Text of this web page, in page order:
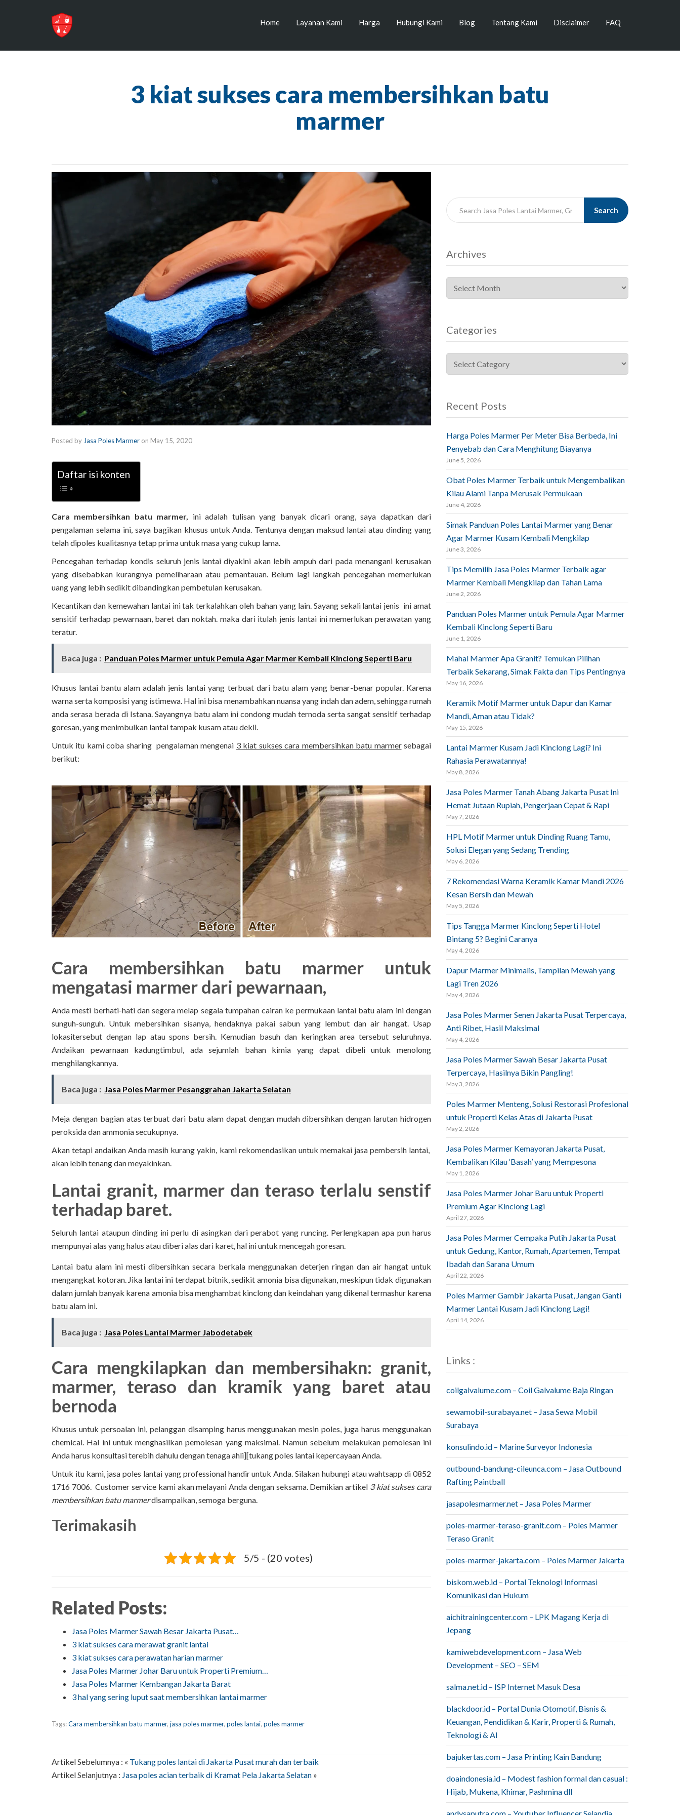
Home Layanan Kami Harga Hubungi Kami Blog Tentang Kami Disclaimer FAQ
3 kiat sukses cara membersihkan batu
marmer
Posted by Jasa Poles Marmer on May 15, 2020
Daftar isi konten
Cara membersihkan batu marmer, ini adalah tulisan yang banyak dicari orang, saya dapatkan dari
pengalaman selama ini, saya bagikan khusus untuk Anda. Tentunya dengan maksud lantai atau dinding yang
telah dipoles kualitasnya tetap prima untuk masa yang cukup lama.
Pencegahan terhadap kondis seluruh jenis lantai diyakini akan lebih ampuh dari pada menangani kerusakan
yang disebabkan kurangnya pemeliharaan atau pemantauan. Belum lagi langkah pencegahan memerlukan
uang yang lebih sedikit dibandingkan pembetulan kerusakan.
Kecantikan dan kemewahan lantai ini tak terkalahkan oleh bahan yang lain. Sayang sekali lantai jenis ini amat
sensitif terhadap pewarnaan, baret dan noktah. maka dari itulah jenis lantai ini memerlukan perawatan yang
teratur.
Baca juga : Panduan Poles Marmer untuk Pemula Agar Marmer Kembali Kinclong Seperti Baru
Khusus lantai bantu alam adalah jenis lantai yang terbuat dari batu alam yang benar-benar popular. Karena
warna serta komposisi yang istimewa. Hal ini bisa menambahkan nuansa yang indah dan adem, sehingga rumah
anda serasa berada di Istana. Sayangnya batu alam ini condong mudah ternoda serta sangat sensitif terhadap
goresan, yang menimbulkan lantai tampak kusam atau dekil.
Untuk itu kami coba sharing pengalaman mengenai 3 kiat sukses cara membersihkan batu marmersebagai
berikut:
Cara membersihkan batu marmer untuk
mengatasi marmer dari pewarnaan,
Anda mesti berhati-hati dan segera melap segala tumpahan cairan ke permukaan lantai batu alam ini dengan
sunguh-sunguh. Untuk mebersihkan sisanya, hendaknya pakai sabun yang lembut dan air hangat. Usap
lokasitersebut dengan lap atau spons bersih. Kemudian basuh dan keringkan area tersebut seluruhnya.
Andaikan pewarnaan kadungtimbul, ada sejumlah bahan kimia yang dapat dibeli untuk menolong
menghilangkannya.
Baca juga : Jasa Poles Marmer Pesanggrahan Jakarta Selatan
Meja dengan bagian atas terbuat dari batu alam dapat dengan mudah dibersihkan dengan larutan hidrogen
peroksida dan ammonia secukupnya.
Akan tetapi andaikan Anda masih kurang yakin, kami rekomendasikan untuk memakai jasa pembersih lantai,
akan lebih tenang dan meyakinkan.
Lantai granit, marmer dan teraso terlalu senstif
terhadap baret.
Seluruh lantai ataupun dinding ini perlu di asingkan dari perabot yang runcing. Perlengkapan apa pun harus
mempunyai alas yang halus atau diberi alas dari karet, hal ini untuk mencegah goresan.
Lantai batu alam ini mesti dibersihkan secara berkala menggunakan deterjen ringan dan air hangat untuk
mengangkat kotoran. Jika lantai ini terdapat bitnik, sedikit amonia bisa digunakan, meskipun tidak digunakan
dalam jumlah banyak karena amonia bisa menghambat kinclong dan keindahan yang dikenal termashur karena
batu alam ini.
Baca juga : Jasa Poles Lantai Marmer Jabodetabek
Cara mengkilapkan dan membersihakn: granit,
marmer, teraso dan kramik yang baret atau
bernoda
Khusus untuk persoalan ini, pelanggan disamping harus menggunakan mesin poles, juga harus menggunakan
chemical. Hal ini untuk menghasilkan pemolesan yang maksimal. Namun sebelum melakukan pemolesan ini
Anda harus konsultasi terebih dahulu dengan tenaga ahli][tukang poles lantai kepercayaan Anda.
Untuk itu kami, jasa poles lantai yang professional handir untuk Anda. Silakan hubungi atau wahtsapp di 0852
1716 7006. Customer service kami akan melayani Anda dengan seksama. Demikian artikel 3 kiat sukses cara
membersihkan batu marmerdisampaikan, semoga berguna.
Terimakasih
5/5 - (20 votes)
Related Posts:
Jasa Poles Marmer Sawah Besar Jakarta Pusat…
3 kiat sukses cara merawat granit lantai
3 kiat sukses cara perawatan harian marmer
Jasa Poles Marmer Johar Baru untuk Properti Premium…
Jasa Poles Marmer Kembangan Jakarta Barat
3 hal yang sering luput saat membersihkan lantai marmer
Tags:Cara membersihkan batu marmer, jasa poles marmer, poles lantai, poles marmer
Artikel Sebelumnya : « Tukang poles lantai di Jakarta Pusat murah dan terbaik
Artikel Selanjutnya : Jasa poles acian terbaik di Kramat Pela Jakarta Selatan »
Search
Archives
Categories
Recent Posts
Harga Poles Marmer Per Meter Bisa Berbeda, Ini
Penyebab dan Cara Menghitung Biayanya
June 5, 2026
Obat Poles Marmer Terbaik untuk Mengembalikan
Kilau Alami Tanpa Merusak Permukaan
June 4, 2026
Simak Panduan Poles Lantai Marmer yang Benar
Agar Marmer Kusam Kembali Mengkilap
June 3, 2026
Tips Memilih Jasa Poles Marmer Terbaik agar
Marmer Kembali Mengkilap dan Tahan Lama
June 2, 2026
Panduan Poles Marmer untuk Pemula Agar Marmer
Kembali Kinclong Seperti Baru
June 1, 2026
Mahal Marmer Apa Granit? Temukan Pilihan
Terbaik Sekarang, Simak Fakta dan Tips Pentingnya
May 16, 2026
Keramik Motif Marmer untuk Dapur dan Kamar
Mandi, Aman atau Tidak?
May 15, 2026
Lantai Marmer Kusam Jadi Kinclong Lagi? Ini
Rahasia Perawatannya!
May 8, 2026
Jasa Poles Marmer Tanah Abang Jakarta Pusat Ini
Hemat Jutaan Rupiah, Pengerjaan Cepat & Rapi
May 7, 2026
HPL Motif Marmer untuk Dinding Ruang Tamu,
Solusi Elegan yang Sedang Trending
May 6, 2026
7 Rekomendasi Warna Keramik Kamar Mandi 2026
Kesan Bersih dan Mewah
May 5, 2026
Tips Tangga Marmer Kinclong Seperti Hotel
Bintang 5? Begini Caranya
May 4, 2026
Dapur Marmer Minimalis, Tampilan Mewah yang
Lagi Tren 2026
May 4, 2026
Jasa Poles Marmer Senen Jakarta Pusat Terpercaya,
Anti Ribet, Hasil Maksimal
May 4, 2026
Jasa Poles Marmer Sawah Besar Jakarta Pusat
Terpercaya, Hasilnya Bikin Pangling!
May 3, 2026
Poles Marmer Menteng, Solusi Restorasi Profesional
untuk Properti Kelas Atas di Jakarta Pusat
May 2, 2026
Jasa Poles Marmer Kemayoran Jakarta Pusat,
Kembalikan Kilau ‘Basah’ yang Mempesona
May 1, 2026
Jasa Poles Marmer Johar Baru untuk Properti
Premium Agar Kinclong Lagi
April 27, 2026
Jasa Poles Marmer Cempaka Putih Jakarta Pusat
untuk Gedung, Kantor, Rumah, Apartemen, Tempat
Ibadah dan Sarana Umum
April 22, 2026
Poles Marmer Gambir Jakarta Pusat, Jangan Ganti
Marmer Lantai Kusam Jadi Kinclong Lagi!
April 14, 2026
Links :
coilgalvalume.com – Coil Galvalume Baja Ringan
sewamobil-surabaya.net – Jasa Sewa Mobil
Surabaya
konsulindo.id – Marine Surveyor Indonesia
outbound-bandung-cileunca.com – Jasa Outbound
Rafting Paintball
jasapolesmarmer.net – Jasa Poles Marmer
poles-marmer-teraso-granit.com – Poles Marmer
Teraso Granit
poles-marmer-jakarta.com – Poles Marmer Jakarta
biskom.web.id – Portal Teknologi Informasi
Komunikasi dan Hukum
aichitrainingcenter.com – LPK Magang Kerja di
Jepang
kamiwebdevelopment.com – Jasa Web
Development – SEO – SEM
salma.net.id – ISP Internet Masuk Desa
blackdoor.id – Portal Dunia Otomotif, Bisnis &
Keuangan, Pendidikan & Karir, Properti & Rumah,
Teknologi & AI
bajukertas.com – Jasa Printing Kain Bandung
doaindonesia.id – Modest fashion formal dan casual :
Hijab, Mukena, Khimar, Pashmina dll